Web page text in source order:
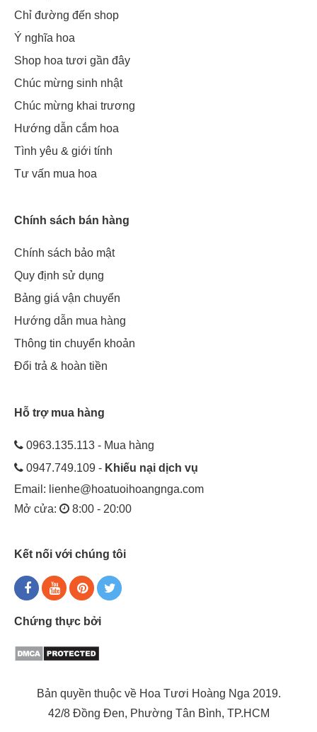
Chỉ đường đến shop
Ý nghĩa hoa
Shop hoa tươi gần đây
Chúc mừng sinh nhật
Chúc mừng khai trương
Hướng dẫn cắm hoa
Tình yêu & giới tính
Tư vấn mua hoa
Chính sách bán hàng
Chính sách bảo mật
Quy định sử dụng
Bảng giá vận chuyển
Hướng dẫn mua hàng
Thông tin chuyển khoản
Đổi trả & hoàn tiền
Hỗ trợ mua hàng
0963.135.113 - Mua hàng
0947.749.109 - Khiếu nại dịch vụ
Email: lienhe@hoatuoihoangnga.com
Mở cửa:
8:00 - 20:00
Kết nối với chúng tôi
Chứng thực bởi
Bản quyền thuộc về Hoa Tươi Hoàng Nga 2019.
42/8 Đồng Đen, Phường Tân Bình, TP.HCM